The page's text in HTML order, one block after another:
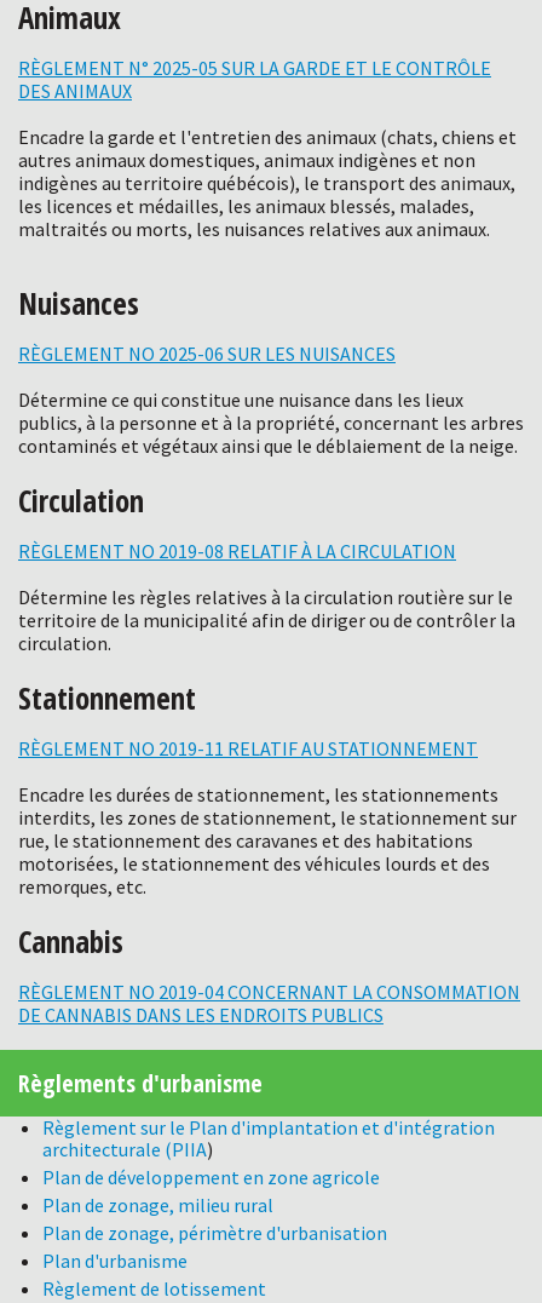
Animaux
RÈGLEMENT N° 2025-05 SUR LA GARDE ET LE CONTRÔLE
DES ANIMAUX
Encadre la garde et l'entretien des animaux (chats, chiens et
autres animaux domestiques, animaux indigènes et non
indigènes au territoire québécois), le transport des animaux,
les licences et médailles, les animaux blessés, malades,
maltraités ou morts, les nuisances relatives aux animaux.
Nuisances
RÈGLEMENT NO 2025-06 SUR LES NUISANCES
Détermine ce qui constitue une nuisance dans les lieux
publics, à la personne et à la propriété, concernant les arbres
contaminés et végétaux ainsi que le déblaiement de la neige.
Circulation
RÈGLEMENT NO 2019-08 RELATIF À LA CIRCULATION
Détermine les règles relatives à la circulation routière sur le
territoire de la municipalité afin de diriger ou de contrôler la
circulation.
Stationnement
RÈGLEMENT NO 2019-11 RELATIF AU STATIONNEMENT
Encadre les durées de stationnement, les stationnements
interdits, les zones de stationnement, le stationnement sur
rue, le stationnement des caravanes et des habitations
motorisées, le stationnement des véhicules lourds et des
remorques, etc.
Cannabis
RÈGLEMENT NO 2019-04 CONCERNANT LA CONSOMMATION
DE CANNABIS DANS LES ENDROITS PUBLICS
Règlements d'urbanisme
Règlement sur le Plan d'implantation et d'intégration
architecturale (PIIA)
Plan de développement en zone agricole
Plan de zonage, milieu rural
Plan de zonage, périmètre d'urbanisation
Plan d'urbanisme
Règlement de lotissement